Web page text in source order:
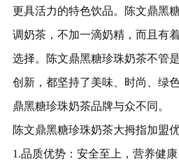
更具活力的特色饮品。陈文鼎黑
调奶茶，不加一滴奶精，而且有
选择。陈文鼎黑糖珍珠奶茶不管
创新，都坚持了美味、时尚、绿
鼎黑糖珍珠奶茶品牌与众不同。
陈文鼎黑糖珍珠奶茶大拇指加盟
1.品质优势：安全至上，营养健